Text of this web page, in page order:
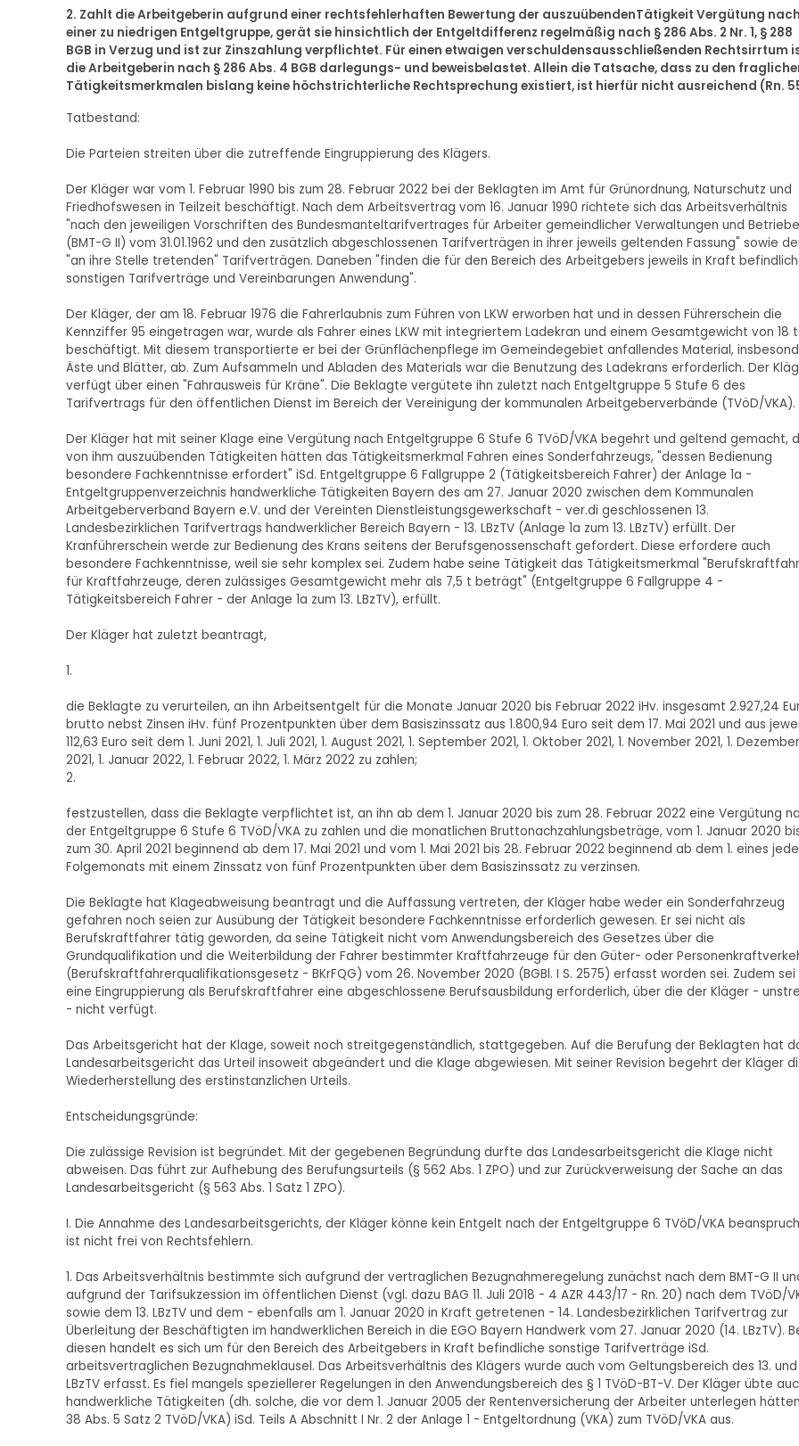
2. Zahlt die Arbeitgeberin aufgrund einer rechtsfehlerhaften Bewertung der auszuübendenTätigkeit Vergütung nach
einer zu niedrigen Entgeltgruppe, gerät sie hinsichtlich der Entgeltdifferenz regelmäßig nach § 286 Abs. 2 Nr. 1, § 288
BGB in Verzug und ist zur Zinszahlung verpflichtet. Für einen etwaigen verschuldensausschließenden Rechtsirrtum
die Arbeitgeberin nach § 286 Abs. 4 BGB darlegungs- und beweisbelastet. Allein die Tatsache, dass zu den
Tätigkeitsmerkmalen bislang keine höchstrichterliche Rechtsprechung existiert, ist hierfür nicht ausreichend (Rn.
Tatbestand:
Die Parteien streiten über die zutreffende Eingruppierung des Klägers.
Der Kläger war vom 1. Februar 1990 bis zum 28. Februar 2022 bei der Beklagten im Amt für Grünordnung, Naturschutz und
Friedhofswesen in Teilzeit beschäftigt. Nach dem Arbeitsvertrag vom 16. Januar 1990 richtete sich das Arbeitsverhältnis
"nach den jeweiligen Vorschriften des Bundesmanteltarifvertrages für Arbeiter gemeindlicher Verwaltungen und Betriebe
(BMT-G II) vom 31.01.1962 und den zusätzlich abgeschlossenen Tarifverträgen in ihrer jeweils geltenden Fassung" sowie
"an ihre Stelle tretenden" Tarifverträgen. Daneben "finden die für den Bereich des Arbeitgebers jeweils in Kraft
sonstigen Tarifverträge und Vereinbarungen Anwendung".
Der Kläger, der am 18. Februar 1976 die Fahrerlaubnis zum Führen von LKW erworben hat und in dessen Führerschein die
Kennziffer 95 eingetragen war, wurde als Fahrer eines LKW mit integriertem Ladekran und einem Gesamtgewicht von 18 t
beschäftigt. Mit diesem transportierte er bei der Grünflächenpflege im Gemeindegebiet anfallendes Material,
Äste und Blätter, ab. Zum Aufsammeln und Abladen des Materials war die Benutzung des Ladekrans erforderlich. Der
verfügt über einen "Fahrausweis für Kräne". Die Beklagte vergütete ihn zuletzt nach Entgeltgruppe 5 Stufe 6 des
Tarifvertrags für den öffentlichen Dienst im Bereich der Vereinigung der kommunalen Arbeitgeberverbände (TVöD/VKA).
Der Kläger hat mit seiner Klage eine Vergütung nach Entgeltgruppe 6 Stufe 6 TVöD/VKA begehrt und geltend gemacht,
von ihm auszuübenden Tätigkeiten hätten das Tätigkeitsmerkmal Fahren eines Sonderfahrzeugs, "dessen Bedienung
besondere Fachkenntnisse erfordert" iSd. Entgeltgruppe 6 Fallgruppe 2 (Tätigkeitsbereich Fahrer) der Anlage 1a -
Entgeltgruppenverzeichnis handwerkliche Tätigkeiten Bayern des am 27. Januar 2020 zwischen dem Kommunalen
Arbeitgeberverband Bayern e.V. und der Vereinten Dienstleistungsgewerkschaft - ver.di geschlossenen 13.
Landesbezirklichen Tarifvertrags handwerklicher Bereich Bayern - 13. LBzTV (Anlage 1a zum 13. LBzTV) erfüllt. Der
Kranführerschein werde zur Bedienung des Krans seitens der Berufsgenossenschaft gefordert. Diese erfordere auch
besondere Fachkenntnisse, weil sie sehr komplex sei. Zudem habe seine Tätigkeit das Tätigkeitsmerkmal
für Kraftfahrzeuge, deren zulässiges Gesamtgewicht mehr als 7,5 t beträgt" (Entgeltgruppe 6 Fallgruppe 4 -
Tätigkeitsbereich Fahrer - der Anlage 1a zum 13. LBzTV), erfüllt.
Der Kläger hat zuletzt beantragt,
1.
die Beklagte zu verurteilen, an ihn Arbeitsentgelt für die Monate Januar 2020 bis Februar 2022 iHv. insgesamt 2.927,24
brutto nebst Zinsen iHv. fünf Prozentpunkten über dem Basiszinssatz aus 1.800,94 Euro seit dem 17. Mai 2021 und aus
112,63 Euro seit dem 1. Juni 2021, 1. Juli 2021, 1. August 2021, 1. September 2021, 1. Oktober 2021, 1. November 2021, 1. Dezember
2021, 1. Januar 2022, 1. Februar 2022, 1. März 2022 zu zahlen;
2.
festzustellen, dass die Beklagte verpflichtet ist, an ihn ab dem 1. Januar 2020 bis zum 28. Februar 2022 eine Vergütung
der Entgeltgruppe 6 Stufe 6 TVöD/VKA zu zahlen und die monatlichen Bruttonachzahlungsbeträge, vom 1. Januar 2020
zum 30. April 2021 beginnend ab dem 17. Mai 2021 und vom 1. Mai 2021 bis 28. Februar 2022 beginnend ab dem 1. eines
Folgemonats mit einem Zinssatz von fünf Prozentpunkten über dem Basiszinssatz zu verzinsen.
Die Beklagte hat Klageabweisung beantragt und die Auffassung vertreten, der Kläger habe weder ein Sonderfahrzeug
gefahren noch seien zur Ausübung der Tätigkeit besondere Fachkenntnisse erforderlich gewesen. Er sei nicht als
Berufskraftfahrer tätig geworden, da seine Tätigkeit nicht vom Anwendungsbereich des Gesetzes über die
Grundqualifikation und die Weiterbildung der Fahrer bestimmter Kraftfahrzeuge für den Güter- oder
(Berufskraftfahrerqualifikationsgesetz - BKrFQG) vom 26. November 2020 (BGBl. I S. 2575) erfasst worden sei. Zudem
eine Eingruppierung als Berufskraftfahrer eine abgeschlossene Berufsausbildung erforderlich, über die der Kläger -
- nicht verfügt.
Das Arbeitsgericht hat der Klage, soweit noch streitgegenständlich, stattgegeben. Auf die Berufung der Beklagten hat
Landesarbeitsgericht das Urteil insoweit abgeändert und die Klage abgewiesen. Mit seiner Revision begehrt der Kläger
Wiederherstellung des erstinstanzlichen Urteils.
Entscheidungsgründe:
Die zulässige Revision ist begründet. Mit der gegebenen Begründung durfte das Landesarbeitsgericht die Klage nicht
abweisen. Das führt zur Aufhebung des Berufungsurteils (§ 562 Abs. 1 ZPO) und zur Zurückverweisung der Sache an das
Landesarbeitsgericht (§ 563 Abs. 1 Satz 1 ZPO).
I. Die Annahme des Landesarbeitsgerichts, der Kläger könne kein Entgelt nach der Entgeltgruppe 6 TVöD/VKA
ist nicht frei von Rechtsfehlern.
1. Das Arbeitsverhältnis bestimmte sich aufgrund der vertraglichen Bezugnahmeregelung zunächst nach dem BMT-G II
aufgrund der Tarifsukzession im öffentlichen Dienst (vgl. dazu BAG 11. Juli 2018 - 4 AZR 443/17 - Rn. 20) nach dem TVöD/
sowie dem 13. LBzTV und dem - ebenfalls am 1. Januar 2020 in Kraft getretenen - 14. Landesbezirklichen Tarifvertrag zur
Überleitung der Beschäftigten im handwerklichen Bereich in die EGO Bayern Handwerk vom 27. Januar 2020 (14. LBzTV).
diesen handelt es sich um für den Bereich des Arbeitgebers in Kraft befindliche sonstige Tarifverträge iSd.
arbeitsvertraglichen Bezugnahmeklausel. Das Arbeitsverhältnis des Klägers wurde auch vom Geltungsbereich des 13. und
LBzTV erfasst. Es fiel mangels speziellerer Regelungen in den Anwendungsbereich des § 1 TVöD-BT-V. Der Kläger übte
handwerkliche Tätigkeiten (dh. solche, die vor dem 1. Januar 2005 der Rentenversicherung der Arbeiter unterlegen
38 Abs. 5 Satz 2 TVöD/VKA) iSd. Teils A Abschnitt I Nr. 2 der Anlage 1 - Entgeltordnung (VKA) zum TVöD/VKA aus.